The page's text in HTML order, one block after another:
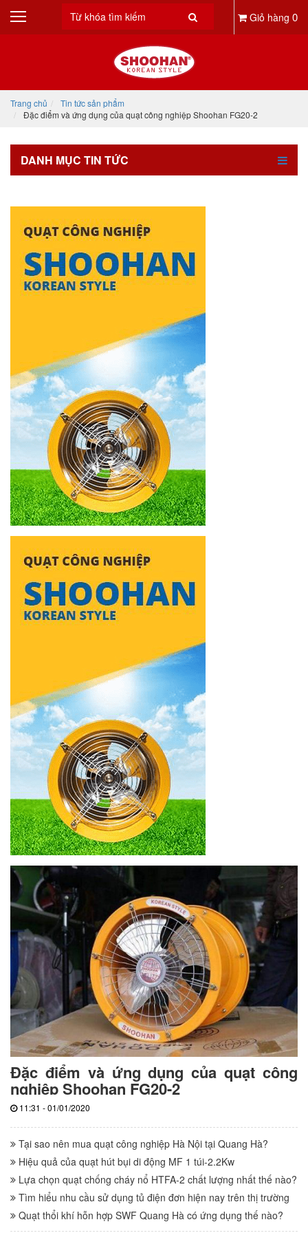
Giỏ hàng 0
Trang chủ
Tin tức sản phẩm
Đặc điểm và ứng dụng của quạt công nghiệp Shoohan FG20-2
DANH MỤC TIN TỨC
Đặc điểm và ứng dụng của quạt công
nghiệp Shoohan FG20-2
11:31 - 01/01/2020
Tại sao nên mua quạt công nghiệp Hà Nội tại Quang Hà?
Hiệu quả của quạt hút bụi di động MF 1 túi-2.2Kw
Lựa chọn quạt chống cháy nổ HTFA-2 chất lượng nhất thế nào?
Tìm hiểu nhu cầu sử dụng tủ điện đơn hiện nay trên thị trường
Quạt thổi khí hỗn hợp SWF Quang Hà có ứng dụng thế nào?